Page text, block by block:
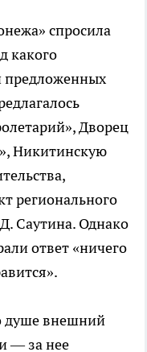
спросила
какого
предложенных
Дворец
Никитинскую
регионального
Саутина. Однако
ответ «ничего
душе внешний
— за нее